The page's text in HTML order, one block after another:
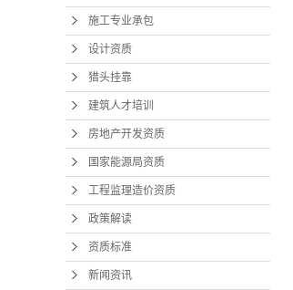
施工专业承包
设计资质
猎头挂靠
建筑人才培训
房地产开发资质
国家能源局资质
工程监理造价资质
政策解读
资质标准
新闻资讯